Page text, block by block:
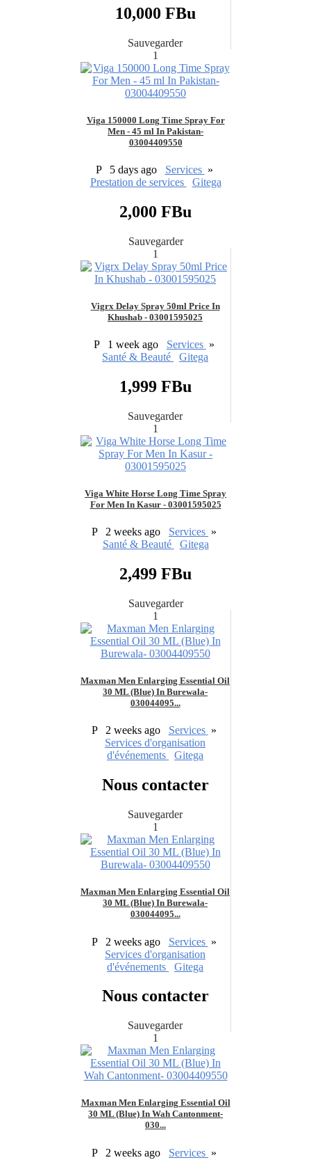
10,000 FBu
Sauvegarder
1
Viga 150000 Long Time Spray For
Men - 45 ml In Pakistan-
03004409550
P 5 days ago Services »
Prestation de services
Gitega
2,000 FBu
Sauvegarder
1
Vigrx Delay Spray 50ml Price In
Khushab - 03001595025
P 1 week ago Services »
Santé & Beauté
Gitega
1,999 FBu
Sauvegarder
1
Viga White Horse Long Time Spray
For Men In Kasur - 03001595025
P 2 weeks ago Services »
Santé & Beauté
Gitega
2,499 FBu
Sauvegarder
1
Maxman Men Enlarging Essential Oil
30 ML (Blue) In Burewala-
030044095...
P 2 weeks ago Services »
Services d'organisation
d'événements
Gitega
Nous contacter
Sauvegarder
1
Maxman Men Enlarging Essential Oil
30 ML (Blue) In Burewala-
030044095...
P 2 weeks ago Services »
Services d'organisation
d'événements
Gitega
Nous contacter
Sauvegarder
1
Maxman Men Enlarging Essential Oil
30 ML (Blue) In Wah Cantonment-
030...
P 2 weeks ago Services »